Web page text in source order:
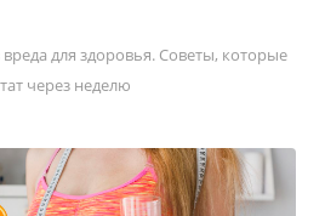
для здоровья. Советы, которые
через неделю